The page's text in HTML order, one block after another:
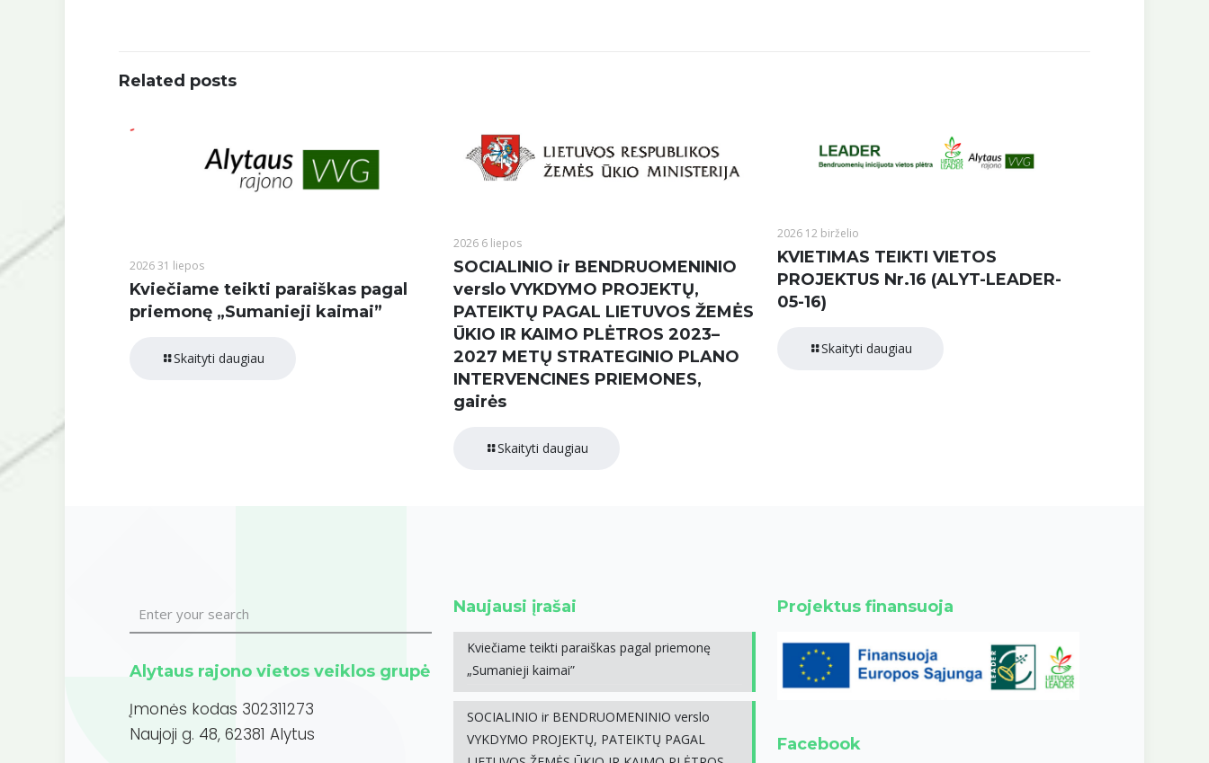
Related posts
2026 31 liepos
Kviečiame teikti paraiškas pagal
priemonę „Sumanieji kaimai”
Skaityti daugiau
2026 6 liepos
SOCIALINIO ir BENDRUOMENINIO
verslo VYKDYMO PROJEKTŲ,
PATEIKTŲ PAGAL LIETUVOS ŽEMĖS
ŪKIO IR KAIMO PLĖTROS 2023–
2027 METŲ STRATEGINIO PLANO
INTERVENCINES PRIEMONES,
gairės
Skaityti daugiau
2026 12 birželio
KVIETIMAS TEIKTI VIETOS
PROJEKTUS Nr.16 (ALYT-LEADER-
05-16)
Skaityti daugiau
Alytaus rajono vietos veiklos grupė
Įmonės kodas 302311273
Naujoji g. 48, 62381 Alytus
Naujausi įrašai
Kviečiame teikti paraiškas pagal priemonę
„Sumanieji kaimai”
SOCIALINIO ir BENDRUOMENINIO verslo
VYKDYMO PROJEKTŲ, PATEIKTŲ PAGAL
Projektus finansuoja
Facebook